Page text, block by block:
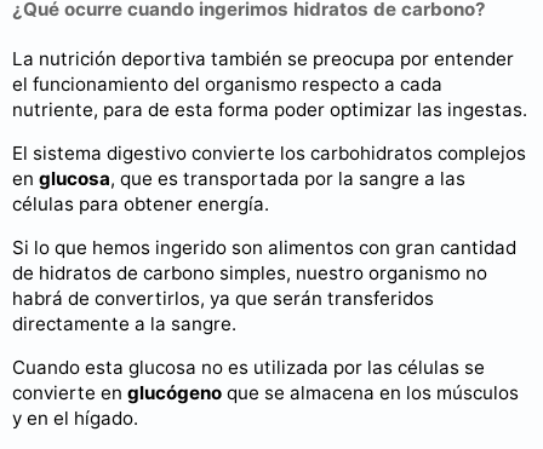
¿Qué ocurre cuando ingerimos hidratos de carbono?
La nutrición deportiva también se preocupa por entender
el funcionamiento del organismo respecto a cada
nutriente, para de esta forma poder optimizar las ingestas.
El sistema digestivo convierte los carbohidratos complejos
en glucosa, que es transportada por la sangre a las
células para obtener energía.
Si lo que hemos ingerido son alimentos con gran cantidad
de hidratos de carbono simples, nuestro organismo no
habrá de convertirlos, ya que serán transferidos
directamente a la sangre.
Cuando esta glucosa no es utilizada por las células se
convierte en glucógeno que se almacena en los músculos
y en el hígado.